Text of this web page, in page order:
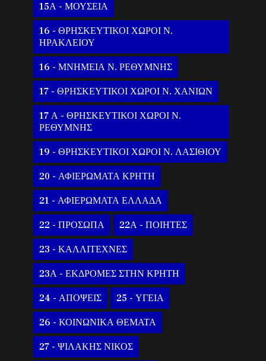
15Α - ΜΟΥΣΕΙΑ
16 - ΘΡΗΣΚΕΥΤΙΚΟΙ ΧΩΡΟΙ Ν.
ΗΡΑΚΛΕΙΟΥ
16 - ΜΝΗΜΕΙΑ Ν. ΡΕΘΥΜΝΗΣ
17 - ΘΡΗΣΚΕΥΤΙΚΟΙ ΧΩΡΟΙ Ν. ΧΑΝΙΩΝ
17 Α - ΘΡΗΣΚΕΥΤΙΚΟΙ ΧΩΡΟΙ Ν.
ΡΕΘΥΜΝΗΣ
19 - ΘΡΗΣΚΕΥΤΙΚΟΙ ΧΩΡΟΙ Ν. ΛΑΣΙΘΙΟΥ
20 - ΑΦΙΕΡΩΜΑΤΑ ΚΡΗΤΗ
21 - ΑΦΙΕΡΩΜΑΤΑ ΕΛΛΑΔΑ
22 - ΠΡΟΣΩΠΑ 22Α - ΠΟΙΗΤΕΣ
23 - ΚΑΛΛΙΤΕΧΝΕΣ
23Α - ΕΚΔΡΟΜΕΣ ΣΤΗΝ ΚΡΗΤΗ
24 - ΑΠΟΨΕΙΣ 25 - ΥΓΕΙΑ
26 - ΚΟΙΝΩΝΙΚΑ ΘΕΜΑΤΑ
27 - ΨΙΛΑΚΗΣ ΝΙΚΟΣ